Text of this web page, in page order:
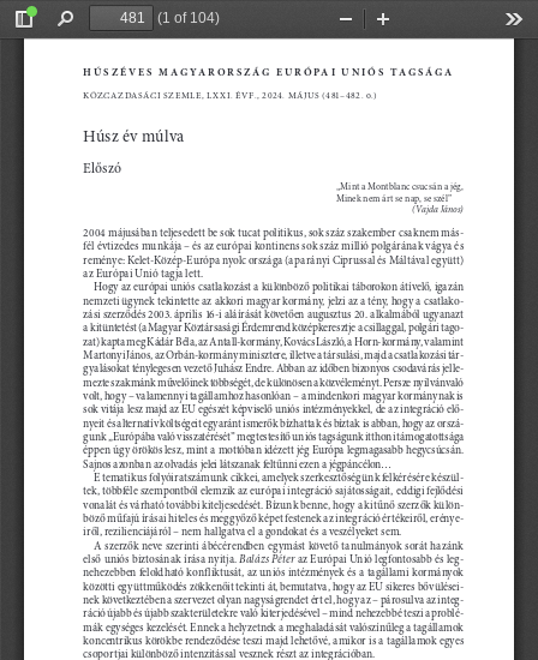
Toggle
Find
(1 of 104)
Zoom
Húszév e s M agyarország e u rópai u n iós tagsága
Közgazdasági szemle, l XXi. évf., 2024. május (481–482 . o.)
Húsz év múlva
előszó
„mint a montblanc csucsán a jég,
minek nem árt se nap, se szél”
(Vajda János)
2004 májusában teljesedett be sok tucat politikus, sok száz szakember csaknem más
fél évtizedes munkája – és az európai kontinens sok száz millió polgárának vágya és
reménye: Kelet-Közép-európa nyolc országa (a parányi Ciprussal és máltával együtt)
az európai unió tagja lett.
Hogy az európai uniós csatlakozást a különböző politikai táborokon átívelő, igazán
nemzeti ügynek tekintette az akkori magyar kormány, jelzi az a tény, hogy a csatlako-
zási szerződés 2003. április 16-i aláírását követően augusztus 20. alkalmából ugyanazt
a kitüntetést (a magyar Köztársasági érdemrend középkeresztje a csillaggal, polgári tago-
zat) kapta meg Kádár Béla, az a ntall-kormány, Kovács lászló, a Horn-kormány, valamint
martonyi jános, az Orbán-kormány minisztere, illetve a társulási, majd a csatlakozási tár-
gyalásokat ténylegesen vezető juhász endre. abban az időben bizonyos csodavárás jelle-
mezte szakmánk művelőinek többségét, de különösen a közvéleményt. Persze nyilvánvaló
volt, hogy – valamennyi tagállamhoz hasonlóan – a mindenkori magyar kormánynak is
sok vitája lesz majd az eu egészét képviselő uniós intézményekkel, de az integráció elő-
nyeit és alternatív költségeit egyaránt ismerők bízhattak és bíztak is abban, hogy az orszá-
gunk „ európába való visszatérését” megtestesítő uniós tagságunk itthoni támogatottsága
éppen úgy örökös lesz, mint a mottóban idézett jég európa legmagasabb hegycsúcsán.
sajnos azonban az olvadás jelei látszanak feltűnni ezen a jégpáncélon...
e tematikus folyóiratszámunk cikkei, amelyek szerkesztőségünk felkérésére készül
tek, többféle szempontból elemzik az európai integráció sajátosságait, eddigi fejlődési
vonalát és várható további kiteljesedését. Bízunk benne, hogy a kitűnő szerzők külön-
böző műfajú írásai hiteles és meggyőző képet festenek az integráció értékeiről, erénye-
iről, rezilienciájáról – nem hallgatva el a gondokat és a veszélyeket sem.
a szerzők neve szerinti ábécérendben egymást követő tanulmányok sorát hazánk
első uniós biztosának írása nyitja. Balázs Péter az európai unió legfontosabb és leg-
nehezebben feloldható konf liktusát, az uniós intézmények és a tagállami kormányok
közötti együttműködés zökkenőit tekinti át, bemutatva, hogy az eu sikeres bővülései
nek következtében a szervezet olyan nagyságrendet ért el, hogy az – párosulva az integ-
ráció újabb és újabb szakterületekre való kiterjedésével – mind nehezebbé teszi a problé-
mák egységes kezelését. ennek a helyzetnek a meghaladását valószínűleg a tagállamok
koncentrikus körökbe rendeződése teszi majd lehetővé, amikor is a tagállamok egyes
csoportjai különböző intenzitással vesznek részt az integrációban.